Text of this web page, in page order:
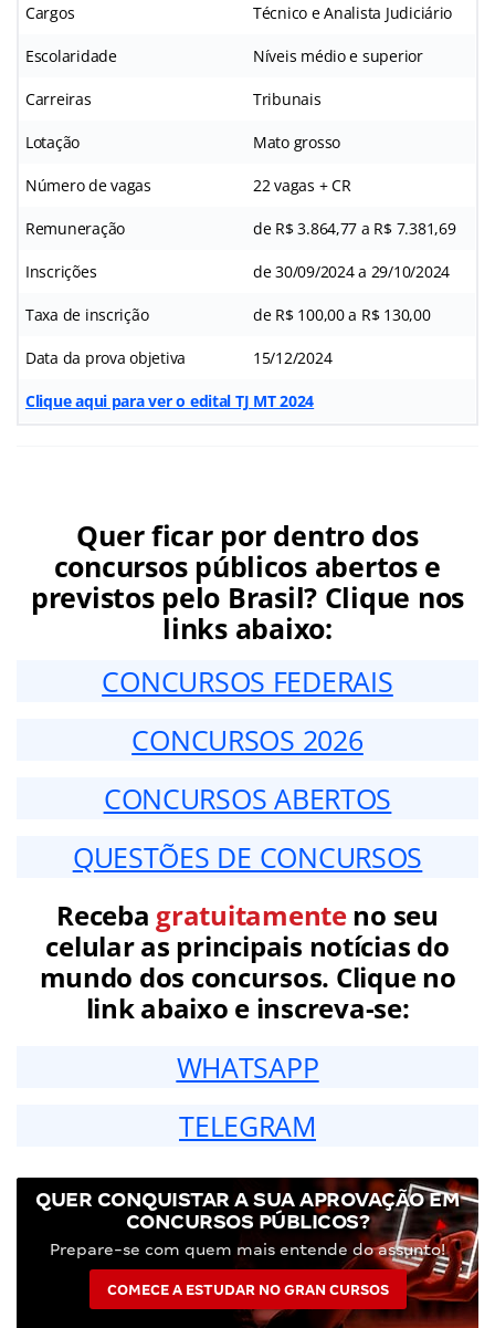
Cargos Técnico e Analista Judiciário
Escolaridade Níveis médio e superior
Carreiras Tribunais
Lotação Mato grosso
Número de vagas 22 vagas + CR
Remuneração de R$ 3.864,77 a R$ 7.381,69
Inscrições de 30/09/2024 a 29/10/2024
Taxa de inscrição de R$ 100,00 a R$ 130,00
Data da prova objetiva 15/12/2024
Clique aqui para ver o edital TJ MT 2024
Quer ficar por dentro dos
concursos públicos abertos e
previstos pelo Brasil? Clique nos
links abaixo:
CONCURSOS FEDERAIS
CONCURSOS 2026
CONCURSOS ABERTOS
QUESTÕES DE CONCURSOS
Receba gratuitamenteno seu
celular as principais notícias do
mundo dos concursos. Clique no
link abaixo e inscreva-se:
WHATSAPP
TELEGRAM
QUER CONQUISTAR A SUA APROVAÇÃO EM
CONCURSOS PÚBLICOS?
Prepare-se com quem mais entende do assunto!
COMECE A ESTUDAR NO GRAN CURSOS